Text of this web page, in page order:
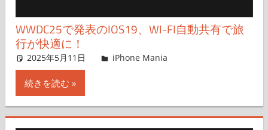
WWDC25で発表のIOS19、WI-FI自動共有で旅
行が快適に！
2025年5月11日 hato
iPhone Mania
続きを読む